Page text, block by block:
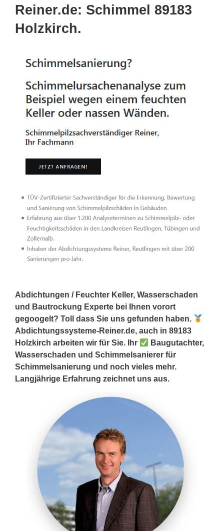
Reiner.de: Schimmel 89183
Holzkirch.
Abdichtungen / Feuchter Keller, Wasserschaden
und Bautrockung Experte bei Ihnen vorort
gegoogelt? Toll dass Sie uns gefunden haben.
Abdichtungssysteme-Reiner.de, auch in 89183
Holzkirch arbeiten wir für Sie. Ihr
Baugutachter,
Wasserschaden und Schimmelsanierer für
Schimmelsanierung und noch vieles mehr.
Langjährige Erfahrung zeichnet uns aus.